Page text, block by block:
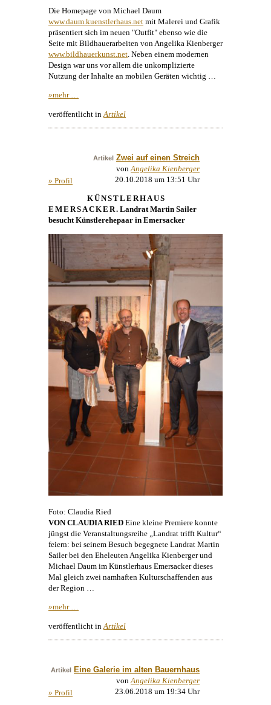
Die Homepage von Michael Daum
www.daum.kuenstlerhaus.net mit Malerei und Grafik
präsentiert sich im neuen "Outfit" ebenso wie die
Seite mit Bildhauerarbeiten von Angelika Kienberger
www.bildhauerkunst.net . Neben einem modernen
Design war uns vor allem die unkomplizierte
Nutzung der Inhalte an mobilen Geräten wichtig …
»mehr …
veröffentlicht in Artikel
Artikel Zwei auf einen Streich
von Angelika Kienberger
» Profil
20.10.2018 um 13:51 Uhr
KÜNSTLERHAUS
EMERSACKER. Landrat Martin Sailer
besucht Künstlerehepaar in Emersacker
Foto: Claudia Ried
VON CLAUDIA RIED Eine kleine Premiere konnte
jüngst die Veranstaltungsreihe „Landrat trifft Kultur“
feiern: bei seinem Besuch begegnete Landrat Martin
Sailer bei den Eheleuten Angelika Kienbergerund
Michael Daum im Künstlerhaus Emersacker dieses
Mal gleich zwei namhaften Kulturschaffenden aus
der Region …
»mehr …
veröffentlicht in Artikel
Artikel Eine Galerie im alten Bauernhaus
von Angelika Kienberger
» Profil
23.06.2018 um 19:34 Uhr